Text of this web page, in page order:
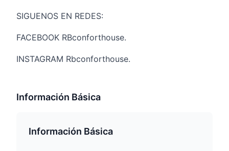
SIGUENOS EN REDES:
FACEBOOK RBconforthouse.
INSTAGRAM Rbconforthouse.
Información Básica
Información Básica